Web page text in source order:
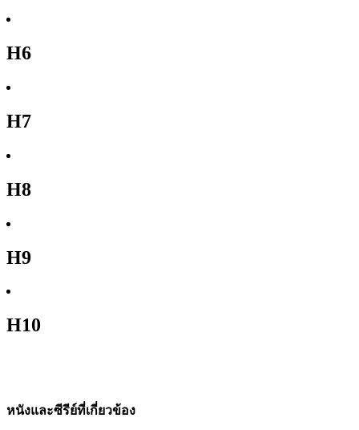
H6
H7
H8
H9
H10
หนังและซีรีย์ที่เกี่ยวข้อง